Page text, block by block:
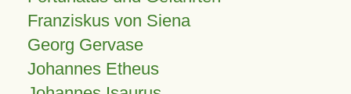
Franziskus von Siena
Georg Gervase
Johannes Etheus